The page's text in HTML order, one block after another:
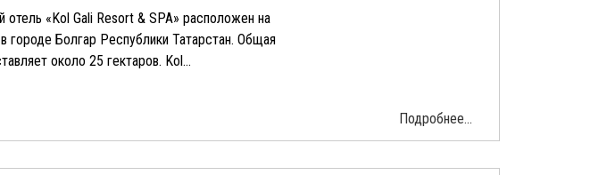
отель «Kol Gali Resort & SPA» расположен на
городе Болгар Республики Татарстан. Общая
около 25 гектаров. Kol...
Подробнее...